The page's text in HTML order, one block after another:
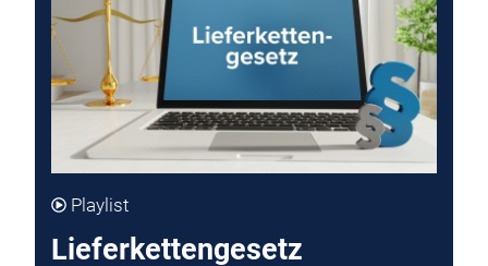
Playlist
Lieferkettengesetz